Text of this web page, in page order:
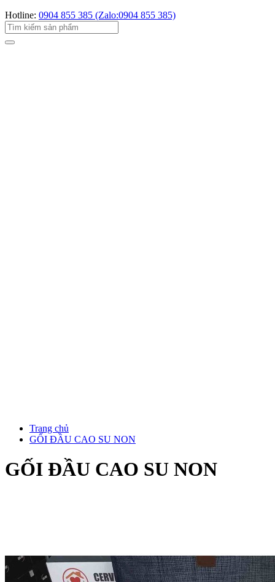
Hotline: 0904 855 385 (Zalo:0904 855 385)
Trang chủ
GỐI ĐẦU CAO SU NON
GỐI ĐẦU CAO SU NON